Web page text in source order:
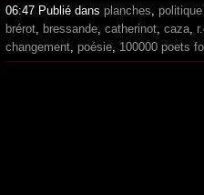
06:47 Publié dans planches, politique
brérot, bressande, catherinot, caza,
changement, poésie, 100000 poets